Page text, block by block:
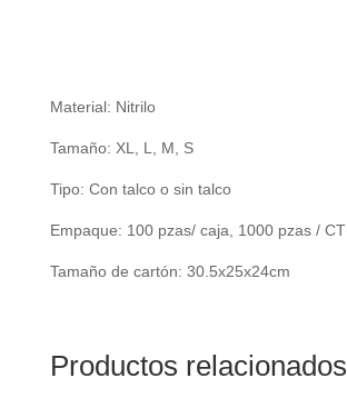
Material: Nitrilo
Tamaño: XL, L, M, S
Tipo: Con talco o sin talco
Empaque: 100 pzas/ caja, 1000 pzas / CT
Tamaño de cartón: 30.5x25x24cm
Productos relacionados